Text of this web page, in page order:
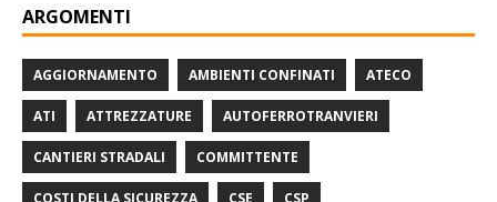
ARGOMENTI
AGGIORNAMENTO AMBIENTI CONFINATI ATECO
ATI ATTREZZATURE AUTOFERROTRANVIERI
CANTIERI STRADALI COMMITTENTE